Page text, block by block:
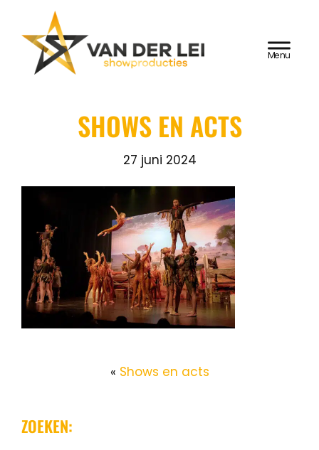
Door
naar
de
hoofd
inhoud
Van der Lei
Showproducties
HEADER
RECHTS
SHOWS EN ACTS
27 juni 2024
« Shows en acts
ZOEKEN: